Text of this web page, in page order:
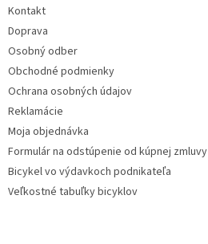
Kontakt
Doprava
Osobný odber
Obchodné podmienky
Ochrana osobných údajov
Reklamácie
Moja objednávka
Formulár na odstúpenie od kúpnej zmluvy
Bicykel vo výdavkoch podnikateľa
Veľkostné tabuľky bicyklov